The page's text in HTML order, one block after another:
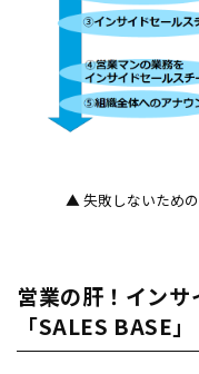
▲ 失敗しないため
営業の肝！イン
「SALES BASE」